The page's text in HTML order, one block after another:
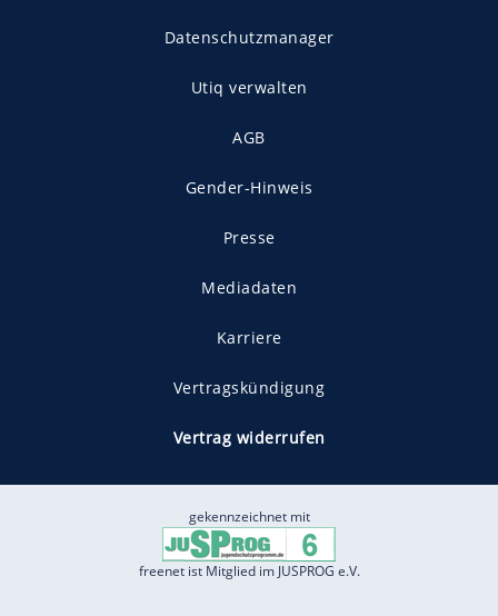
Datenschutzmanager
Utiq verwalten
AGB
Gender-Hinweis
Presse
Mediadaten
Karriere
Vertragskündigung
Vertrag widerrufen
gekennzeichnet mit
freenet ist Mitglied im JUSPROG e.V.